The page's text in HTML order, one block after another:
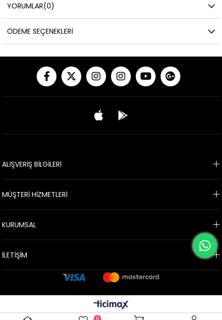
YORUMLAR(0)
ÖDEME SEÇENEKLERI
ALIŞVERİŞ BİLGİLERİ
MÜŞTERİ HİZMETLERİ
KURUMSAL
İLETİŞİM